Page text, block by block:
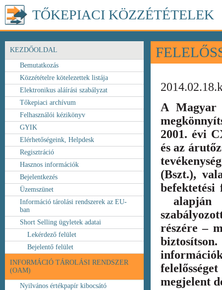
TŐKEPIACI KÖZZÉTÉTELEK
KEZDŐOLDAL
Bemutatkozás
Közzétételre kötelezettek listája
Elektronikus aláírási szabályzat
Tőkepiaci archívum
Felhasználói kézikönyv
GYIK
Elérhetőségeink, Helpdesk
Regisztráció
Hasznos információk
Bejelentkezés
Üzemszünet
Információ tárolási rendszerek az EU-
ban
Short Selling ügyletek adatai
Lekérdező felület
Bejelentő felület
INFORMÁCIÓ TÁROLÁSI RENDSZER
(OAM)
Nyilvános értékpapír kibocsátó
A Magyar
2001. évi
és az
(Bszt.),
alapján
részére –
megjelent